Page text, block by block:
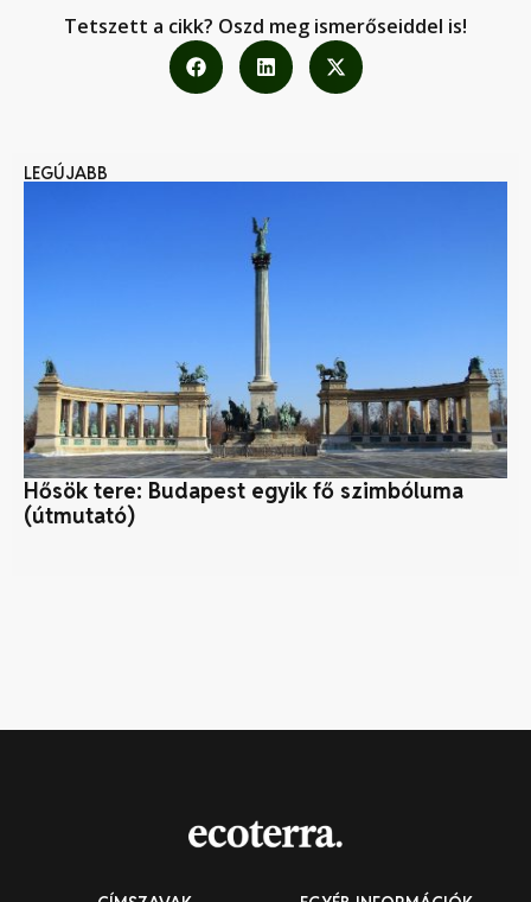
Tetszett a cikk? Oszd meg ismerőseiddel is!
LEGÚJABB
Hősök tere: Budapest egyik fő szimbóluma
(útmutató)